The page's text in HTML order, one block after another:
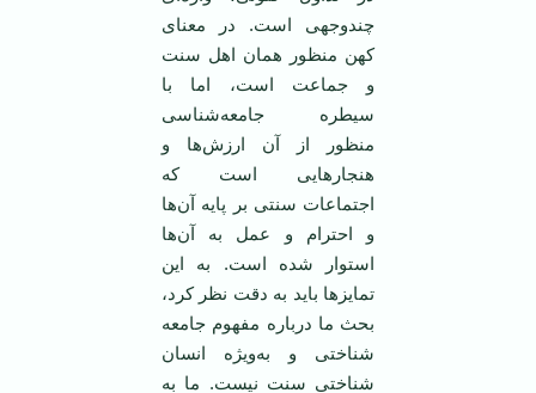
چندوجهی است. در معنای
کهن منظور همان اهل سنت
و جماعت است، اما با
سیطره جامعه‌شناسی
منظور از آن ارزش‌ها و
هنجارهایی است که
اجتماعات سنتی بر پایه آن‌ها
و احترام و عمل به آن‌ها
استوار شده است. به این
تمایزها باید به دقت نظر کرد،
بحث ما درباره مفهوم جامعه
شناختی و به‌ویژه انسان
شناختی سنت نیست. ما به